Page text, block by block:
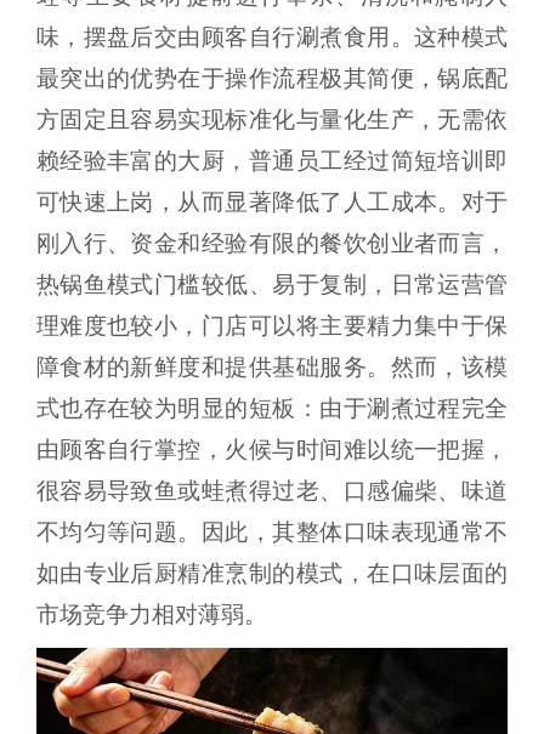
味，摆盘后交由顾客自行涮煮食用。这种模式
最突出的优势在于操作流程极其简便，锅底配
方固定且容易实现标准化与量化生产，无需依
赖经验丰富的大厨，普通员工经过简短培训即
可快速上岗，从而显著降低了人工成本。对于
刚入行、资金和经验有限的餐饮创业者而言，
热锅鱼模式门槛较低、易于复制，日常运营管
理难度也较小，门店可以将主要精力集中于保
障食材的新鲜度和提供基础服务。然而，该模
式也存在较为明显的短板：由于涮煮过程完全
由顾客自行掌控，火候与时间难以统一把握，
很容易导致鱼或蛙煮得过老、口感偏柴、味道
不均匀等问题。因此，其整体口味表现通常不
如由专业后厨精准烹制的模式，在口味层面的
市场竞争力相对薄弱。